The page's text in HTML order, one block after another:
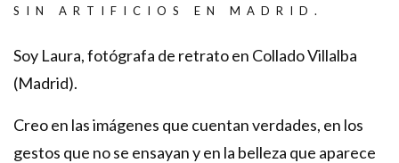
SIN ARTIFICIOS EN MADRID.
Soy Laura, fotógrafa de retrato en Collado Villalba
(Madrid).
Creo en las imágenes que cuentan verdades, en los
gestos que no se ensayan y en la belleza que aparece